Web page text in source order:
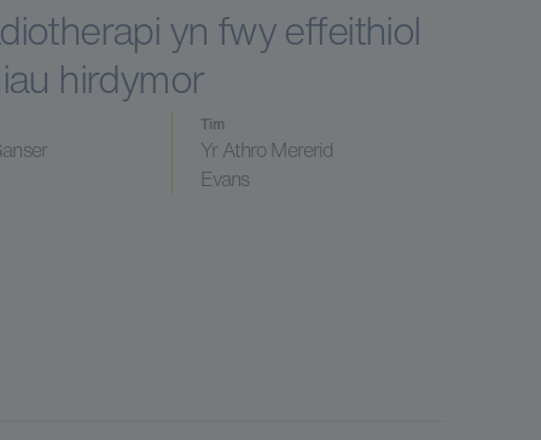
yn fwy effeithiol
hirdymor
Tîm
Yr Athro Mererid
Evans